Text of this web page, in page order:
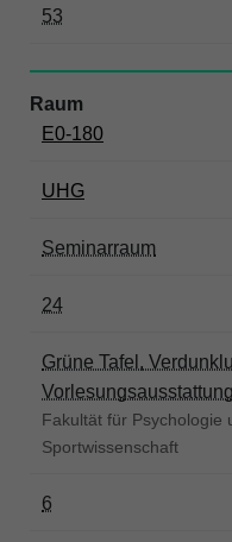
53
E0-180
UHG
Seminarraum
24
Grüne Tafel,
Fakultät für Psychologie
Sportwissenschaft
6